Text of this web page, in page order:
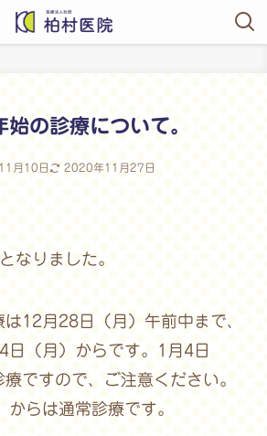
始の診療について。
月10日 2020年11月27日
なりました。
12月28日（月）午前中まで、
日（月）からです。1月4日
療ですので、ご注意ください。
らは通常診療です。